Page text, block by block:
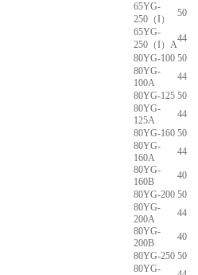
65YG-
250（I）
50
65YG-
250（I）A
44
80YG-100 50
80YG-
100A
44
80YG-125 50
80YG-
125A
44
80YG-160 50
80YG-
160A
44
80YG-
160B
40
80YG-200 50
80YG-
200A
44
80YG-
200B
40
80YG-250 50
80YG-